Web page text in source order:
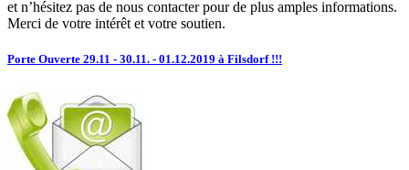
et n’hésitez pas de nous contacter pour de plus amples informations.
Merci de votre intérêt et votre soutien.
Porte Ouverte 29.11 - 30.11. - 01.12.2019 à Filsdorf !!!